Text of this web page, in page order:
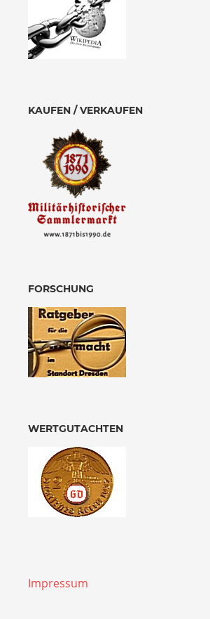
KAUFEN / VERKAUFEN
FORSCHUNG
WERTGUTACHTEN
Impressum